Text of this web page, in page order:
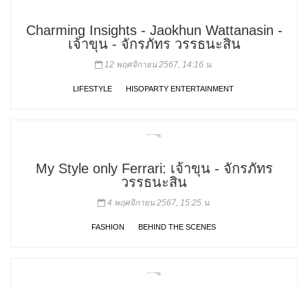
Charming Insights - Jaokhun Wattanasin -
เจ้าขุน - จักรภัทร วรรธนะสิน
12 พฤศจิกายน 2567, 14:16 น.
LIFESTYLE HISOPARTY ENTERTAINMENT
My Style only Ferrari: เจ้าขุน - จักรภัทร
วรรธนะสิน
4 พฤศจิกายน 2567, 15:25 น.
FASHION BEHIND THE SCENES